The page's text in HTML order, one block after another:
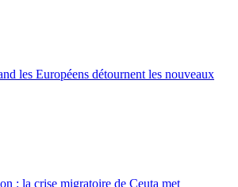
les Européens détournent les nouveaux
: la crise migratoire de Ceuta met